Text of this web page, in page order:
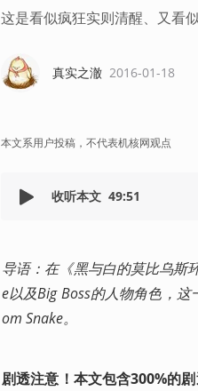
这是看似疯狂实则清醒、又看
真实之澈 2016-01-18
本文系用户投稿，不代表机核网观点
收听本文 49:51
导语：在《黑与白的莫比乌斯
e以及Big Boss的人物角色，
om Snake。
剧透注意！本文包含300%的